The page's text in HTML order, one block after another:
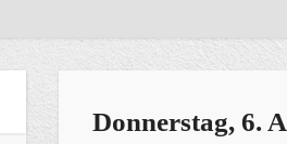
Donnerstag, 6.